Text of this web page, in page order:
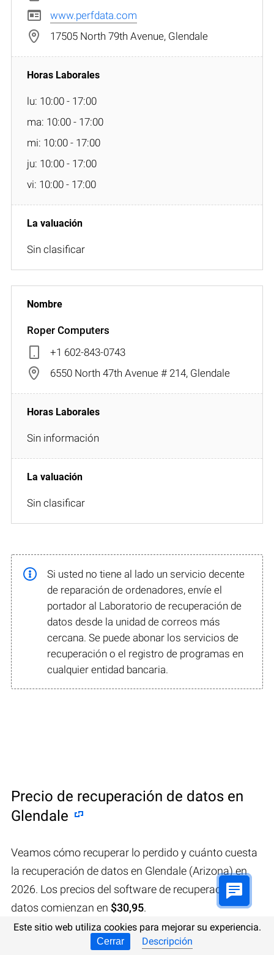
www.perfdata.com
17505 North 79th Avenue, Glendale
lu: 10:00 - 17:00
ma: 10:00 - 17:00
mi: 10:00 - 17:00
ju: 10:00 - 17:00
vi: 10:00 - 17:00
Sin clasificar
Roper Computers
+1 602-843-0743
6550 North 47th Avenue # 214, Glendale
Sin información
Sin clasificar
Si usted no tiene al lado un servicio decente
de reparación de ordenadores, envíe el
portador al Laboratorio de recuperación de
datos desde la unidad de correos más
cercana. Se puede abonar los servicios de
recuperación o el registro de programas en
cualquier entidad bancaria.
Precio de recuperación de datos en
Glendale
Veamos cómo recuperar lo perdido y cuánto cuesta
la recuperación de datos en Glendale (Arizona) en
2026. Los precios del software de recuperación de
datos comienzan en $30,95.
Este sitio web utiliza cookies para mejorar su experiencia.
Cerrar Descripción